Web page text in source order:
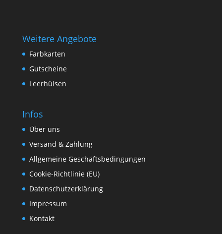
Weitere Angebote
Farbkarten
Gutscheine
Leerhülsen
Infos
Über uns
Versand & Zahlung
Allgemeine Geschäftsbedingungen
Cookie-Richtlinie (EU)
Datenschutzerklärung
Impressum
Kontakt